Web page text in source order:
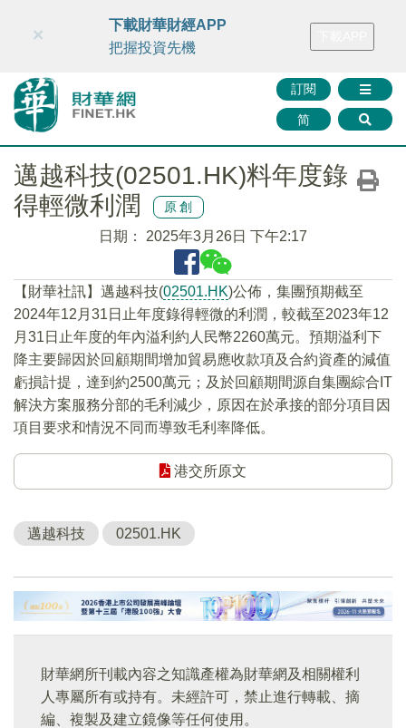
財華智庫網 FINTV FINMETA 財華證券 媒體矩陣
訂閱
简
×
下載財華財經APP
把握投資先機
邁越科技(02501.HK)料年度錄
得輕微利潤
原創
日期： 2025年3月26日 下午2:17
【財華社訊】邁越科技(02501.HK)公佈，集團預期截至
2024年12月31日止年度錄得輕微的利潤，較截至2023年12
月31日止年度的年內溢利約人民幣2260萬元。預期溢利下
降主要歸因於回顧期間增加貿易應收款項及合約資產的減值
虧損計提，達到約2500萬元；及於回顧期間源自集團綜合IT
解決方案服務分部的毛利減少，原因在於承接的部分項目因
項目要求和情況不同而導致毛利率降低。
港交所原文
邁越科技 02501.HK
財華網所刊載內容之知識產權為財華網及相關權利
人專屬所有或持有。未經許可，禁止進行轉載、摘
編、複製及建立鏡像等任何使用。